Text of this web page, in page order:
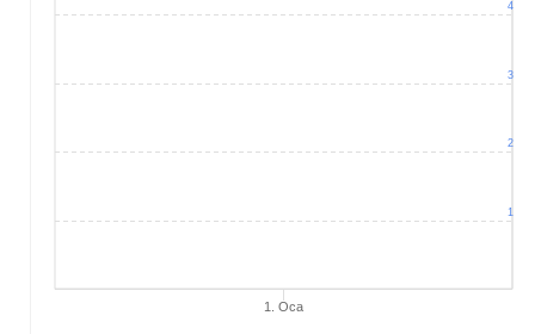
1. Oca
1
2
3
4